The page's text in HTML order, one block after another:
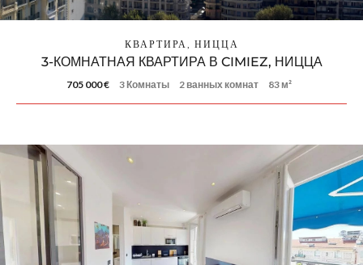
КВАРТИРА, НИЦЦА
3-КОМНАТНАЯ КВАРТИРА В CIMIEZ, НИЦЦА
705 000 € 3 Комнаты 2 ванных комнат 83 м²